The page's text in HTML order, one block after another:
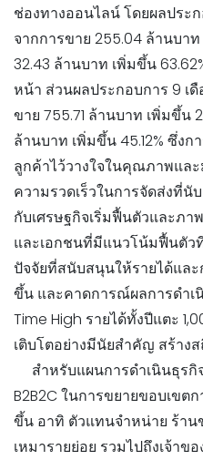
ช่องทางออนไลน์ โดยผลประ
จากการขาย 255.04 ล้านบาท
32.43 ล้านบาท เพิ่มขึ้น
หน้า ส่วนผลประกอบการ 9 เ
ขาย 755.71 ล้านบาท เพิ่มขึ้น
ล้านบาท เพิ่มขึ้น 45.12% ซึ่งก
ลูกค้าไว้วางใจในคุณภาพแล
ความรวดเร็วในการจัดส่งที่
กับเศรษฐกิจเริ่มฟื้นตัวและภ
และเอกชนที่มีแนวโน้มฟื้นตัว
ปัจจัยที่สนับสนุนให้รายได้แล
ขึ้น และคาดการณ์ผลการดำเ
Time High รายได้ทั้งปีแตะ
เติบโตอย่างมีนัยสำคัญ สร้าง
สำหรับแผนการดำเนินธุรกิ
B2B2C ในการขยายขอบเขต
ขึ้น อาทิ ตัวแทนจำหน่าย ร้า
เหมารายย่อย รวมไปถึงเจ้าข